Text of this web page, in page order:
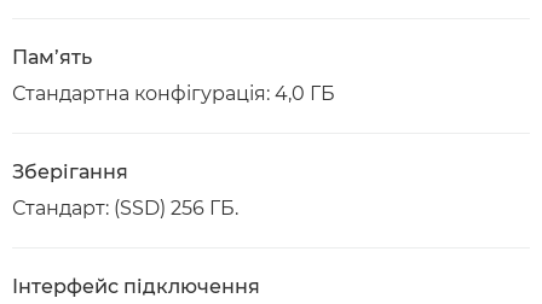
Пам’ять
Стандартна конфігурація: 4,0 ГБ
Зберігання
Стандарт: (SSD) 256 ГБ.
Інтерфейс підключення